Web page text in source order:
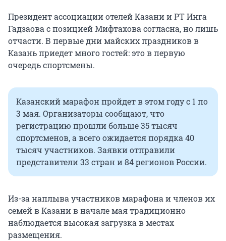
Президент ассоциации отелей Казани и РТ Инга
Гадзаова с позицией Мифтахова согласна, но лишь
отчасти. В первые дни майских праздников в
Казань приедет много гостей: это в первую
очередь спортсмены.
Казанский марафон пройдет в этом году с 1 по
3 мая. Организаторы сообщают, что
регистрацию прошли больше 35 тысяч
спортсменов, а всего ожидается порядка 40
тысяч участников. Заявки отправили
представители 33 стран и 84 регионов России.
Из-за наплыва участников марафона и членов их
семей в Казани в начале мая традиционно
наблюдается высокая загрузка в местах
размещения.